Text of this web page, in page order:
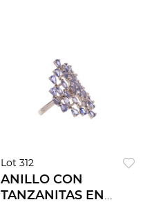
Lot 312
ANILLO CON
TANZANITAS EN